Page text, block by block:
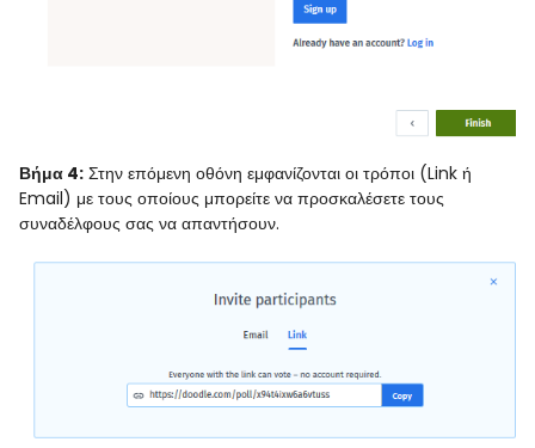
Βήμα 4: Στην επόμενη οθόνη εμφανίζονται οι τρόποι (Link ή
Email) με τους οποίους μπορείτε να προσκαλέσετε τους
συναδέλφους σας να απαντήσουν.